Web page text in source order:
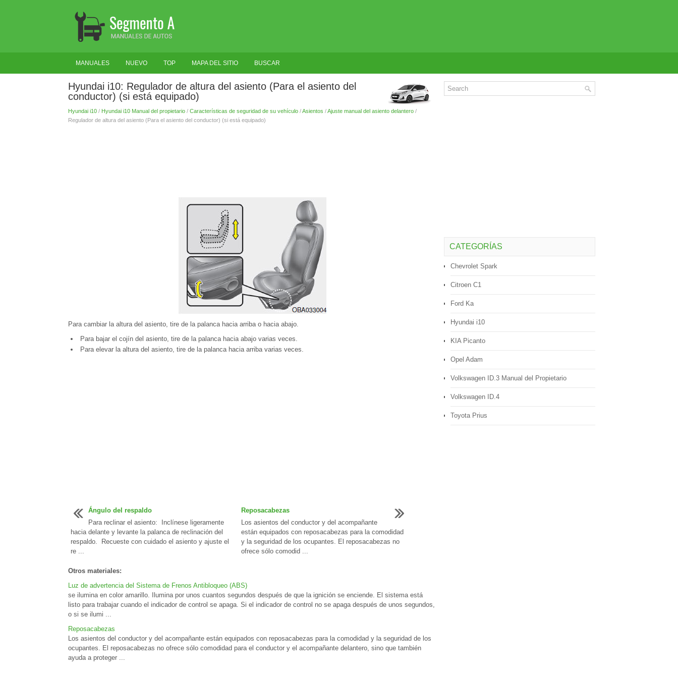
MANUALES NUEVO TOP MAPA DEL SITIO BUSCAR
Hyundai i10: Regulador de altura del asiento (Para el asiento del
conductor) (si está equipado)
Hyundai i10/ Hyundai i10 Manual del propietario/ Características de seguridad de su vehículo/Asientos /Ajuste manual del asiento delantero/
Regulador de altura del asiento (Para el asiento del conductor) (si está equipado)
Para cambiar la altura del asiento, tire de la palanca hacia arriba o hacia abajo.
Para bajar el cojín del asiento, tire de la palanca hacia abajo varias veces.
Para elevar la altura del asiento, tire de la palanca hacia arriba varias veces.
Ángulo del respaldo
Para reclinar el asiento: Inclínese ligeramente
hacia delante y levante la palanca de reclinación del
respaldo. Recueste con cuidado el asiento y ajuste el
re ...
Reposacabezas
Los asientos del conductor y del acompañante
están equipados con reposacabezas para la comodidad
y la seguridad de los ocupantes. El reposacabezas no
ofrece sólo comodid ...
Otros materiales:
Luz de advertencia del Sistema de Frenos Antibloqueo (ABS)
se ilumina en color amarillo. Ilumina por unos cuantos segundos después de que la ignición se enciende. El sistema está
listo para trabajar cuando el indicador de control se apaga. Si el indicador de control no se apaga después de unos segundos,
o si se ilumi ...
Reposacabezas
Los asientos del conductor y del acompañante están equipados con reposacabezas para la comodidad y la seguridad de los
ocupantes. El reposacabezas no ofrece sólo comodidad para el conductor y el acompañante delantero, sino que también
ayuda a proteger ...
CATEGORÍAS
Chevrolet Spark
Citroen C1
Ford Ka
Hyundai i10
KIA Picanto
Opel Adam
Volkswagen ID.3 Manual del Propietario
Volkswagen ID.4
Toyota Prius